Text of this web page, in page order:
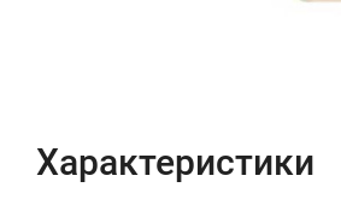
Характеристики